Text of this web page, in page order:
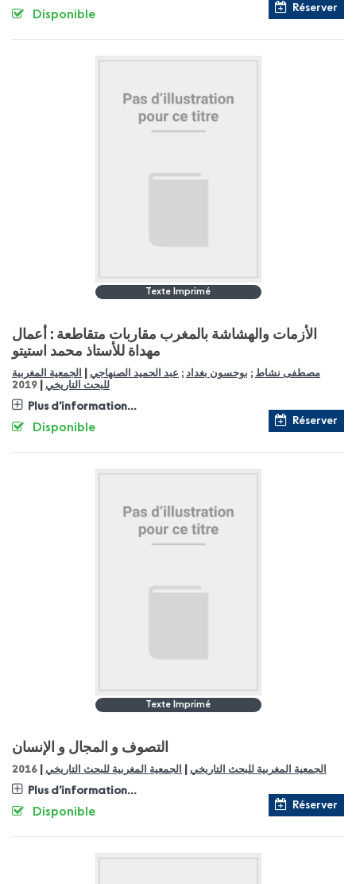
Réserver
Disponible
Texte Imprimé
الأزمات والهشاشة بالمغرب مقاربات متقاطعة : أعمال
مهداة للأستاذ محمد استيتو
مصطفى نشاط ; بوحسون بغداد ; عبد الحميد الصنهاجي
الجمعية المغربية
للبحث التاريخي
2019
Plus d'information...
Réserver
Disponible
Texte Imprimé
التصوف و المجال و الإنسان
الجمعية المغربية للبحث التاريخي الجمعية المغربية للبحث التاريخي 2016
Plus d'information...
Réserver
Disponible